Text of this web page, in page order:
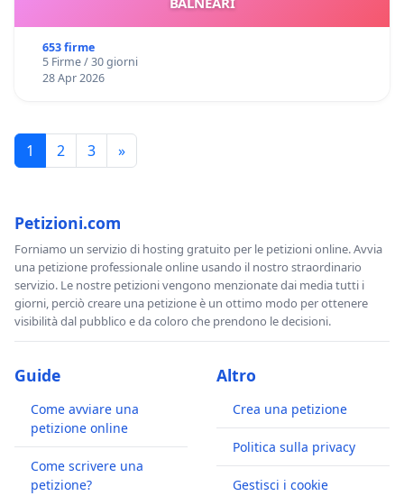
653 firme
5 Firme / 30 giorni
28 Apr 2026
1 2 3 »
Petizioni.com
Forniamo un servizio di hosting gratuito per le petizioni online. Avvia
una petizione professionale online usando il nostro straordinario
servizio. Le nostre petizioni vengono menzionate dai media tutti i
giorni, perciò creare una petizione è un ottimo modo per ottenere
visibilità dal pubblico e da coloro che prendono le decisioni.
Guide
Come avviare una
petizione online
Come scrivere una
petizione?
Altro
Crea una petizione
Politica sulla privacy
Gestisci i cookie